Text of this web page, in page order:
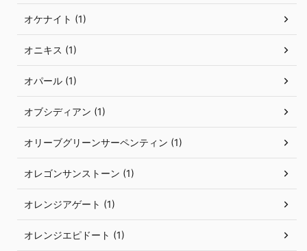
オケナイト (1)
オニキス (1)
オパール (1)
オブシディアン (1)
オリーブグリーンサーペンティン (1)
オレゴンサンストーン (1)
オレンジアゲート (1)
オレンジエピドート (1)